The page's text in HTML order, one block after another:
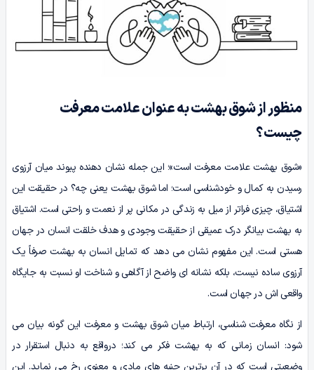
منظور از شوق بهشت به عنوان علامت معرفت
چیست؟
«شوق بهشت علامت معرفت است»؛ این جمله نشان دهنده پیوند میان آرزوی
رسیدن به کمال و خودشناسی است؛ اما شوق بهشت یعنی چه؟ در حقیقت این
اشتیاق، چیزی فراتر از میل به زندگی در مکانی پر از نعمت و راحتی است. اشتیاق
به بهشت بیانگر درک عمیقی از حقیقت وجودی و هدف خلقت انسان در جهان
هستی است. این مفهوم نشان می دهد که تمایل انسان به بهشت صرفاً یک
آرزوی ساده نیست، بلکه نشانه ای واضح از آگاهی و شناخت او نسبت به جایگاه
واقعی اش در جهان است.
از نگاه معرفت شناسی، ارتباط میان شوق بهشت و معرفت این گونه بیان می
شود: انسان زمانی که به بهشت فکر می کند؛ درواقع به دنبال استقرار در
وضعیتی است که در آن برترین جنبه های مادی و معنوی رخ می نماید. این